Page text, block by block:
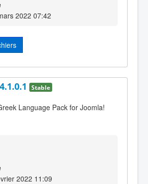
2022 07:42
Stable
Language Pack for Joomla!
2022 11:09